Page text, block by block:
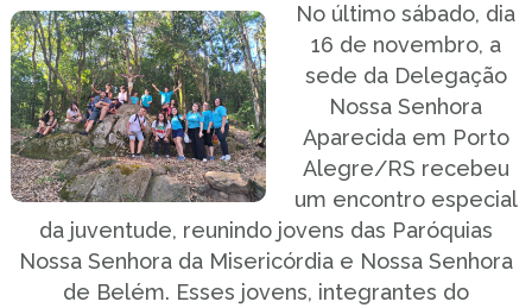
No último sábado, dia
16 de novembro, a
sede da Delegação
Nossa Senhora
Aparecida em Porto
Alegre/RS recebeu
um encontro especial
da juventude, reunindo jovens das Paróquias
Nossa Senhora da Misericórdia e Nossa Senhora
de Belém. Esses jovens, integrantes do